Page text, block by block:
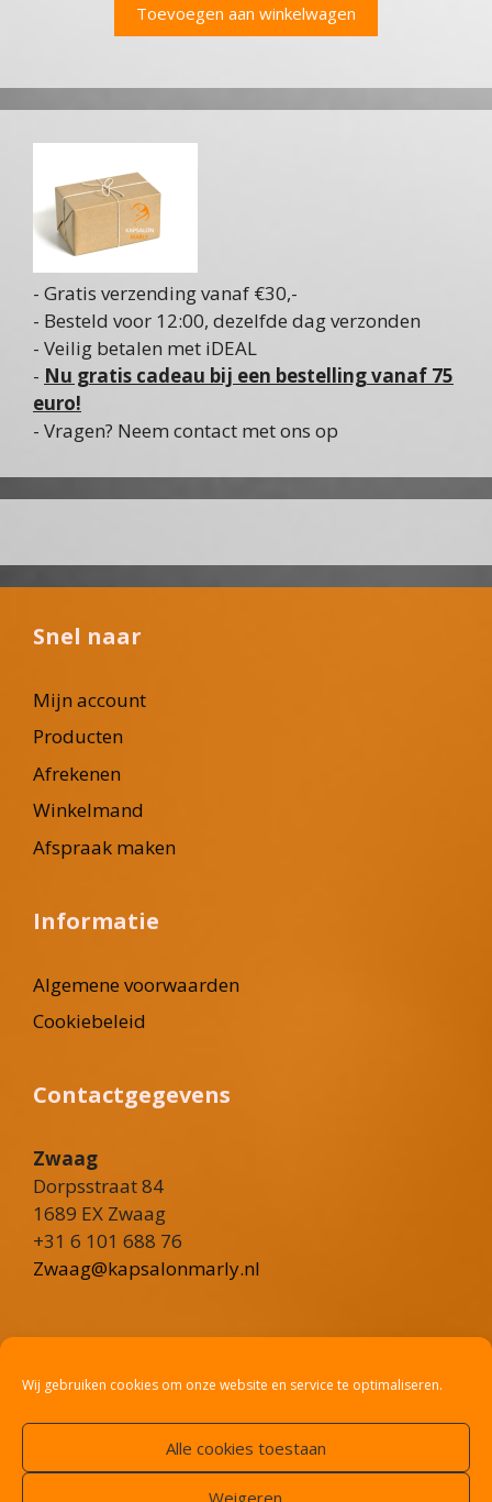
Wij gebruiken cookies om onze website en service te optimaliseren.
Alle cookies toestaan
Weigeren
Toevoegen aan winkelwagen
- Gratis verzending vanaf €30,-
- Besteld voor 12:00, dezelfde dag verzonden
- Veilig betalen met iDEAL
- Nu gratis cadeau bij een bestelling vanaf 75
euro!
- Vragen? Neem contact met ons op
Snel naar
Mijn account
Producten
Afrekenen
Winkelmand
Afspraak maken
Informatie
Algemene voorwaarden
Cookiebeleid
Contactgegevens
Zwaag
Dorpsstraat 84
1689 EX Zwaag
+31 6 101 688 76
Zwaag@kapsalonmarly.nl
Rustenburgerweg 101
Heerhugowaard@kapsalonmarly.nl